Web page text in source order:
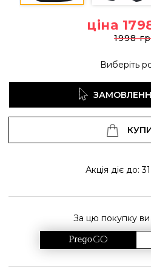
ціна
1998
Виберіть
Акція діє до:
За цю покупку